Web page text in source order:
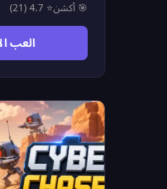
ساحة اختبار الدرونات
هي البقاء على قيد
ممكنة ومواجهة
هجمات الأعداء داخل
مشتعلة. لا تتوقف عن
الرابع لتصبح قوة
استخدم ذكاءك
المتاحة من درونات
الطاقية لتصمد في
وتسيطر على الميدان!
🎯 أكشن⭐ 4.7 (21)
العب